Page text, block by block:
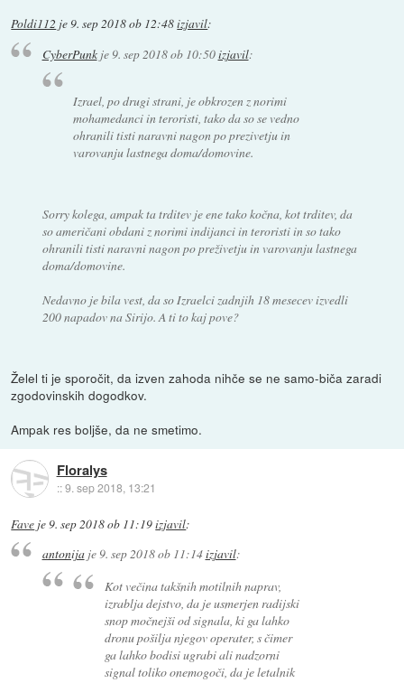
Poldi112 je9. sep 2018 ob 12:48izjavil:
CyberPunkje9. sep 2018 ob 10:50izjavil:
Izrael, po drugi strani, je obkrozen z norimi
mohamedanci in teroristi, tako da so se vedno
ohranili tisti naravni nagon po prezivetju in
varovanju lastnega doma/domovine.
Sorry kolega, ampak ta trditev je ene tako kočna, kot trditev, da
so američani obdani z norimi indijanci in teroristi in so tako
ohranili tisti naravni nagon po preživetju in varovanju lastnega
doma/domovine.
Nedavno je bila vest, da so Izraelci zadnjih 18 mesecev izvedli
200 napadov na Sirijo. A ti to kaj pove?
Želel ti je sporočit, da izven zahoda nihče se ne samo-biča zaradi
zgodovinskih dogodkov.
Ampak res boljše, da ne smetimo.
Floralys
::9. sep 2018, 13:21
Fave je 9. sep 2018 ob 11:19izjavil:
antonijaje9. sep 2018 ob 11:14izjavil:
Kot večina takšnih motilnih naprav,
izrablja dejstvo, da je usmerjen radijski
snop močnejši od signala, ki ga lahko
dronu pošilja njegov operater, s čimer
ga lahko bodisi ugrabi ali nadzorni
signal toliko onemogoči, da je letalnik